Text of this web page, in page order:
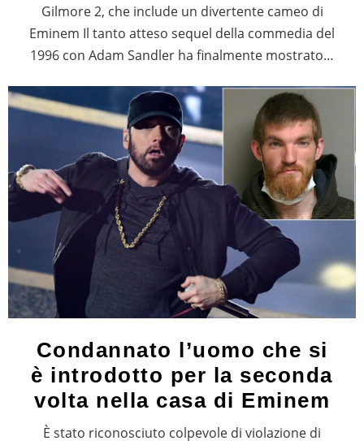
Gilmore 2, che include un divertente cameo di
Eminem Il tanto atteso sequel della commedia del
1996 con Adam Sandler ha finalmente mostrato…
Condannato l’uomo che si
è introdotto per la seconda
volta nella casa di Eminem
È stato riconosciuto colpevole di violazione di